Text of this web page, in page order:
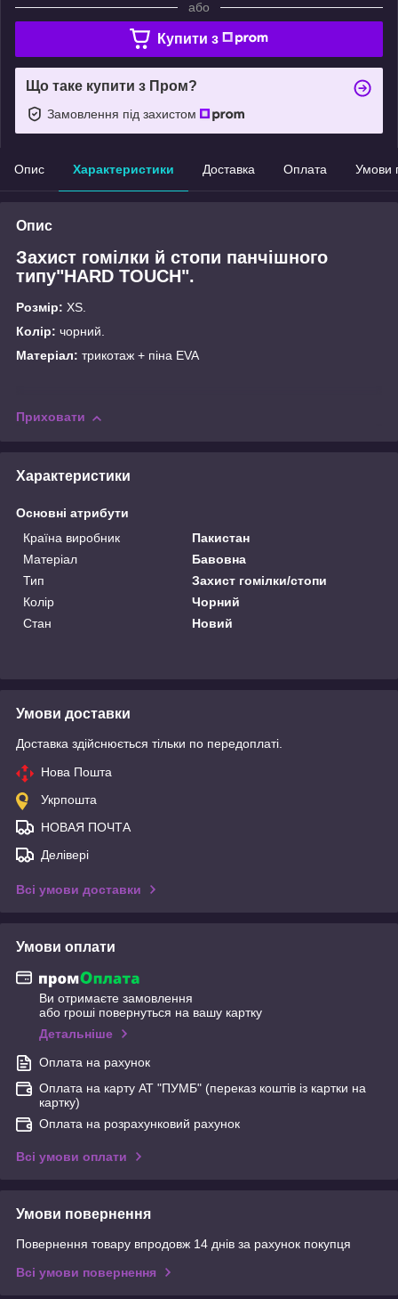
або
Купити з
Що таке купити з Пром?
Замовлення під захистом
Опис Характеристики Доставка Оплата Умови
Опис
Захист гомілки й стопи панчішного
типу"HARD TOUCH".
Розмір: XS.
Колір: чорний.
Матеріал: трикотаж + піна EVA
Приховати
Характеристики
Основні атрибути
Країна виробник
Пакистан
Матеріал
Бавовна
Тип
Захист гомілки/стопи
Колір
Чорний
Стан
Новий
Умови доставки
Доставка здійснюється тільки по передоплаті.
Нова Пошта
Укрпошта
НОВАЯ ПОЧТА
Делівері
Всі умови доставки
Умови оплати
Ви отримаєте замовлення
або гроші повернуться на вашу картку
Детальніше
Оплата на рахунок
Оплата на карту АТ "ПУМБ" (переказ коштів із картки на
картку)
Оплата на розрахунковий рахунок
Всі умови оплати
Умови повернення
Повернення товару впродовж 14 днів за рахунок покупця
Всі умови повернення